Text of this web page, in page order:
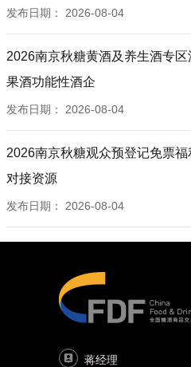
发布日期： 2026-08-04
2026南京秋糖黄酒及养生酒专
果酒功能性酒企
发布日期： 2026-08-04
2026南京秋糖观众预登记免票
对接资源
发布日期： 2026-08-04
蒋经理